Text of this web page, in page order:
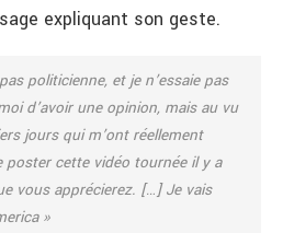
expliquant son geste.
politicienne, et je n’essaie pas
d’avoir une opinion, mais au vu
jours qui m’ont réellement
poster cette vidéo tournée il y a
vous apprécierez. […] Je vais
»